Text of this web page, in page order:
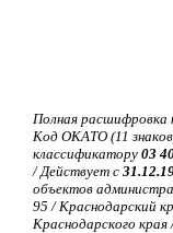
Полная
Код ОКАТО (11
классификатору 03
/ Действует с
объектов
95 / Краснодарский
Краснодарского края